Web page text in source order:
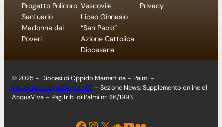
Progetto Policoro
Santuario
Madonna dei
Poveri
Vescovile
Liceo Ginnasio
“San Paolo”
Azione Cattolica
Diocesana
Privacy
© 2025 – Diocesi di Oppido Mamertina – Palmi –
info@diocesioppidopalmi.it – Sezione News: Supplemento online di
AcquaViva – Reg.Trib. di Palmi nr. 66/1993